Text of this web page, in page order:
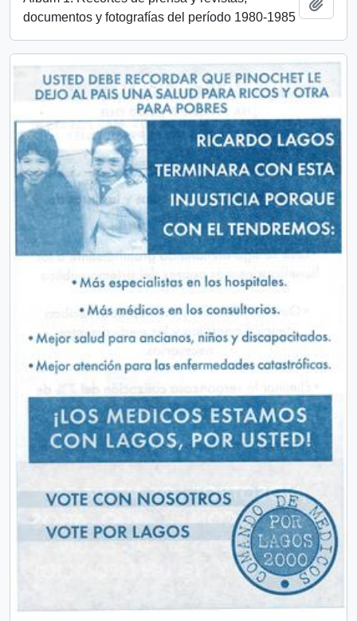
documentos y fotografías del período 1980-1985